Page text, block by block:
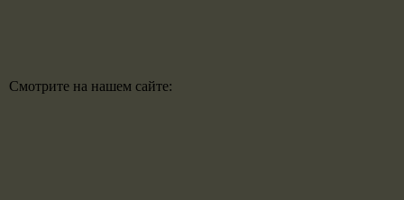
Смотрите на нашем сайте: